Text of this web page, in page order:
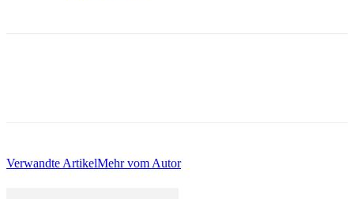
Verwandte ArtikelMehr vom Autor